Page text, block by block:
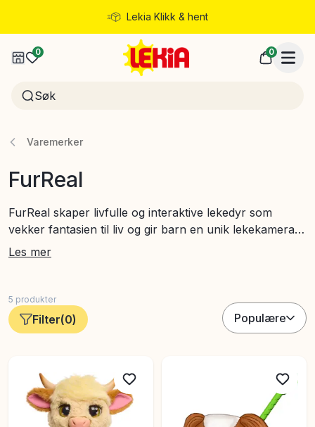
Lekia Klikk & hent
Rask levering
0 0
Varemerker
FurReal
FurReal skaper livfulle og interaktive lekedyr som
vekker fantasien til liv og gir barn en unik lekekamerat.
Med spennende bevegelser og lyder tilbyr produktene
med kjærlighet for dyr på en måte som beriker hvert
barns eventyr.
Les mer
Filter(0)
5 produkter
Populære